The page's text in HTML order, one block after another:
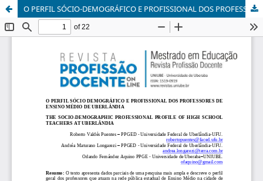
O PERFIL SÓCIO-DEMOGRÁFICO E PROFISSIONAL DOS PROFESSORES DE ENSINO MÉDIO DE UBERLÂNDIA